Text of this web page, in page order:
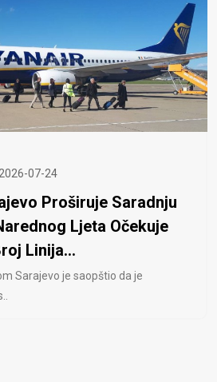
2026-07-24
Proširuje Saradnju
Ljeta Očekuje
Linija...
Sarajevo je saopštio da je